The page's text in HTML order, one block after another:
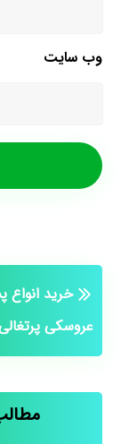
وب‌ سایت
خرید
عروسکی